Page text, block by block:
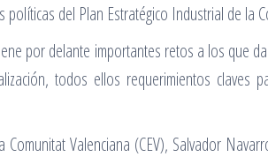
del Plan Estratégico Industrial de la
por delante importantes retos a los que
todos ellos requerimientos claves
Valenciana (CEV), Salvador